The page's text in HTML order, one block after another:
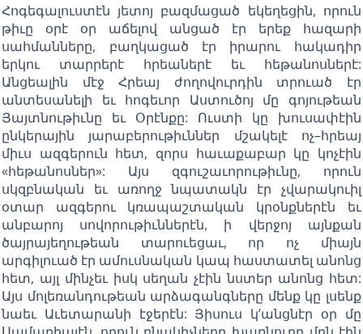
Հոգեգալուստէն յետոյ բազմացած եկեղեցին, որուն
թիւը օրէ օր աճելով անցած էր երեք հազարի
սահմանները, բաղկացած էր իրարու հակադիր
երկու տարրերէ հրեաներէ եւ հեթանոսներէ:
Անցեալին մէջ Հրեայ ժողովուրդին տրուած էր
անտեսանելի եւ հոգեւոր Աստուծոյ մը գոյութեան
Յայտնութիւնը եւ Օրէնքը: Ուստի կը խուսափէին
ընկերային յարաբերութիւններ մշակելէ ոչ–հրեայ
միւս ազգերուն հետ, զորս հաւաքաբար կը կոչէին
«հեթանոսներ»: Այս զգուշաւորութիւնը, որուն
սկզբնական եւ առողջ նպատակն էր չվարակուիլ
օտար ազգերու կռապաշտական կրօնքներէն եւ
անբարոյ սովորութիւններէն, ի վերջոյ այնքան
ծայրայեղութեան տարուեցաւ, որ ոչ միայն
արգիլուած էր ամուսնական կապ հաստատել անոնց
հետ, այլ մինչեւ իսկ սեղան չէին նստեր անոնց հետ:
Այս մոլեռանդութեան արձագանգները մենք կը լսենք
նաեւ Աւետարանի էջերէն: Յիսուս կ’անցնէր օր մը